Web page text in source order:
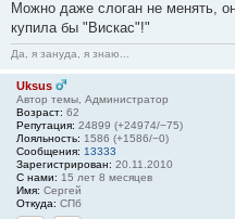
Можно даже слоган не менять,
купила бы "Вискас"!"
Да, я зануда, я знаю...
Uksus
Автор темы, Администратор
Возраст: 62
Репутация: 24899 (+24974/−75)
Лояльность: 1586 (+1586/−0)
Сообщения: 13333
Зарегистрирован: 20.11.2010
С нами: 15 лет 8 месяцев
Имя: Сергей
Откуда: СПб